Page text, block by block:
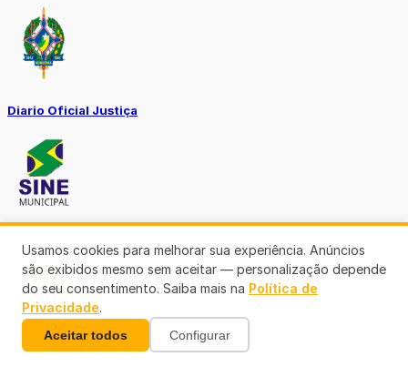
Diario Oficial Justiça
SINE Municipal
Usamos cookies para melhorar sua experiência. Anúncios
são exibidos mesmo sem aceitar — personalização depende
do seu consentimento. Saiba mais na Política de
Privacidade.
Aceitar todos Configurar